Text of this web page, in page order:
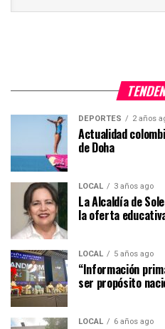
DEPORTES 2 años
Actualidad
de Doha
LOCAL 3 años ago
La Alcaldía de
la oferta
LOCAL 5 años ago
“Información
ser propósito
LOCAL 6 años ago